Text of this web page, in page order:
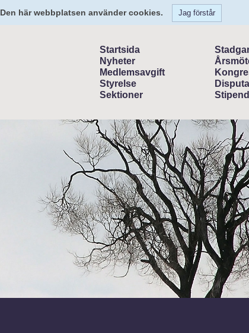
Den här webbplatsen använder cookies. Jag förstår
Startsida
Nyheter
Medlemsavgift
Styrelse
Sektioner